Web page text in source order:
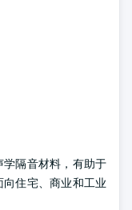
隔音材料，有助于
住宅、商业和工业